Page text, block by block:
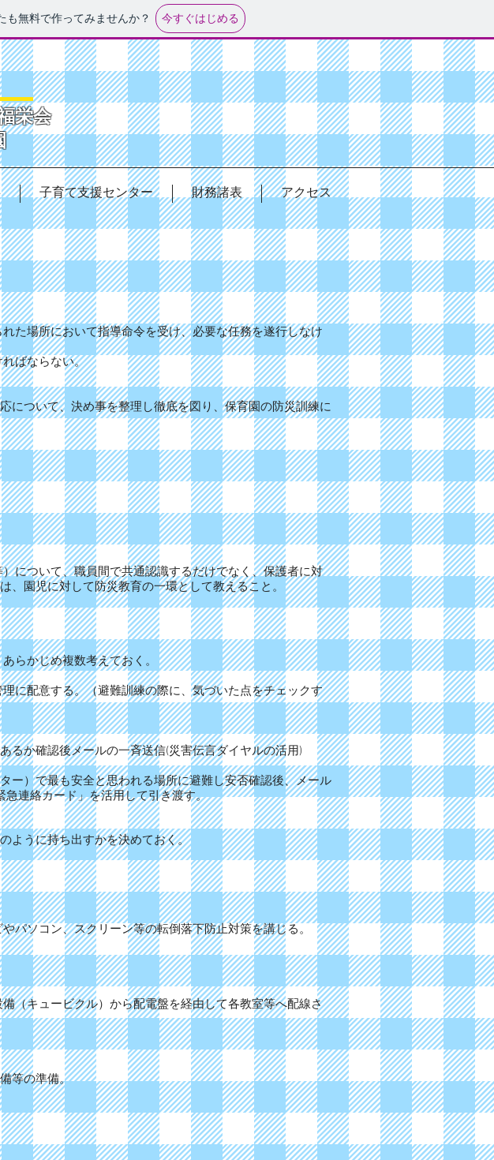
も無料で作ってみませんか？ 今すぐはじめる
栄会
子育て支援センター 財務諸表 アクセス
た場所において指導命令を受け、必要な任務を遂行しなけ
ばならない。
について、決め事を整理し徹底を図り、保育園の防災訓練に
について、職員間で共通認識するだけでなく、保護者に対
園児に対して防災教育の一環として教えること。
らかじめ複数考えておく。
に配意する。（避難訓練の際に、気づいた点をチェックす
か確認後メールの一斉送信(災害伝言ダイヤルの活用)
）で最も安全と思われる場所に避難し安否確認後、メール
連絡カード」を活用して引き渡す。
ように持ち出すかを決めておく。
パソコン、スクリーン等の転倒落下防止対策を講じる。
（キュービクル）から配電盤を経由して各教室等へ配線さ
等の準備。